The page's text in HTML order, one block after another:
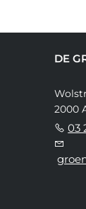
DE
2000
03